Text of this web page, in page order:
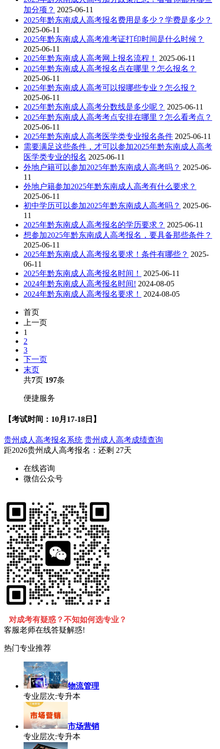
加分项？ 2025-06-11
2025年黔东南成人高考报名费用是多少？学费是多少？
2025-06-11
2025年黔东南成人高考准考证打印时间是什么时候？
2025-06-11
2025年黔东南成人高考网上报名流程！
2025-06-11
2025年黔东南成人高考报名点在哪里？怎么报名？
2025-06-11
2025年黔东南成人高考可以报哪些专业？怎么报？
2025-06-11
2025年黔东南成人高考分数线是多少呢？ 2025-06-11
2025年黔东南成人高考考点安排在哪里？怎么看考点？
2025-06-11
2025年黔东南成人高考医学类专业报名条件 2025-06-11
需要满足这些条件，才可以参加2025年黔东南成人高考
医学类专业的报名 2025-06-11
外地户籍可以参加2025年黔东南成人高考吗？ 2025-06-
11
外地户籍参加2025年黔东南成人高考有什么要求？
2025-06-11
初中学历可以参加2025年黔东南成人高考吗？ 2025-06-
11
2025年黔东南成人高考报名的学历要求？ 2025-06-11
想参加2025年黔东南成人高考报名，要具备那些条件？
2025-06-11
2025年黔东南成人高考报名要求！条件有哪些？ 2025-
06-11
2025年黔东南成人高考报名时间！
2025-06-11
2024年黔东南成人高考报名时间! 2024-08-05
2024年黔东南成人高考报名要求！
2024-08-05
首页
上一页
1
2
3
下一页
末页
共7页 197条
便捷服务
【考试时间：10月17-18日】
贵州成人高考报名系统 贵州成人高考成绩查询
距2026贵州成人高考报名 ：还剩 27天
在线咨询
微信公众号
对成考有疑惑？不知如何选专业？
客服老师在线答疑解惑!
热门专业推荐
物流管理
专业层次:专升本
市场营销
专业层次:专升本